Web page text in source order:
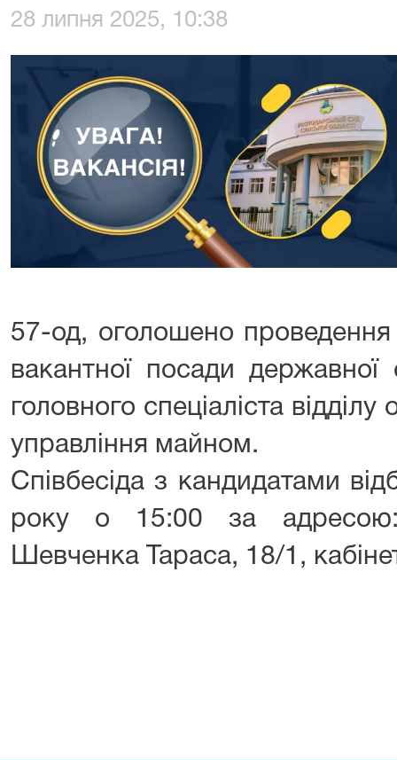
28 липня 2025, 10:38
57-од, оголошено проведення
вакантної посади державної
головного спеціаліста відділу
управління майном.
Співбесіда з кандидатами
року о 15:00 за
Шевченка Тараса, 18/1,